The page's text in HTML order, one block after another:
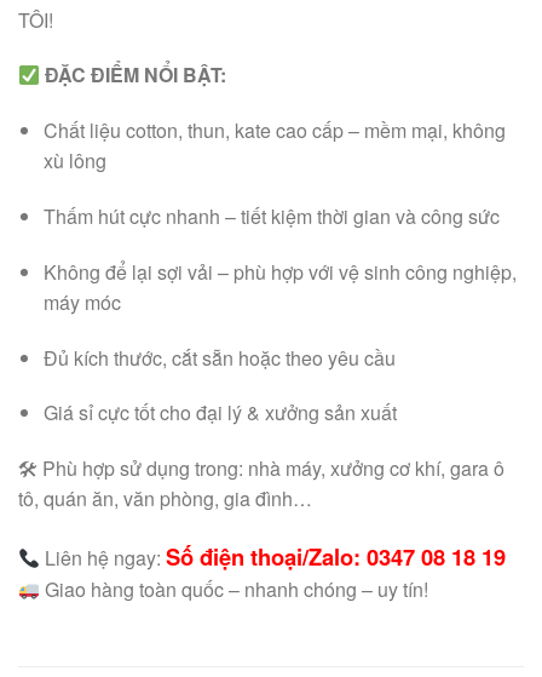
TÔI!
ĐẶC ĐIỂM NỔI BẬT:
Chất liệu cotton, thun, kate cao cấp – mềm mại, không
xù lông
Thấm hút cực nhanh – tiết kiệm thời gian và công sức
Không để lại sợi vải – phù hợp với vệ sinh công nghiệp,
máy móc
Đủ kích thước, cắt sẵn hoặc theo yêu cầu
Giá sỉ cực tốt cho đại lý & xưởng sản xuất
🛠 Phù hợp sử dụng trong: nhà máy, xưởng cơ khí, gara ô
tô, quán ăn, văn phòng, gia đình…
Liên hệ ngay:Số điện thoại/Zalo: 0347 08 18 19
Giao hàng toàn quốc – nhanh chóng – uy tín!